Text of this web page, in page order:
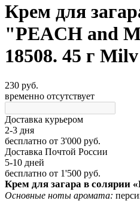
Крем для
"PEACH and
18508. 45 г Milv
230 руб.
временно отсутствует
Доставка курьером
2-3 дня
бесплатно от 3'000 руб.
Доставка Почтой России
5-10 дней
бесплатно от 1'500 руб.
Крем для загара в солярии
Основные ноты аромата: